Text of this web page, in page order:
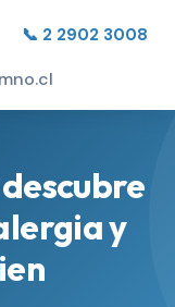
📞 2 2902 3008
y